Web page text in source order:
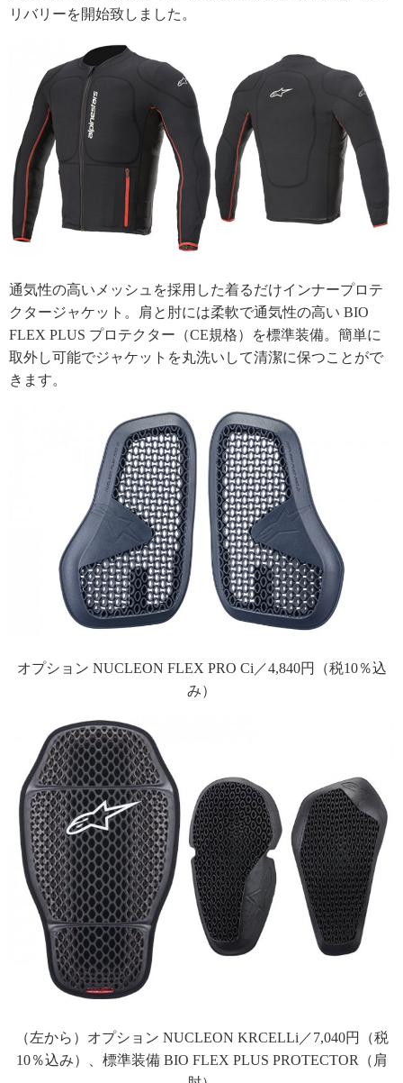
リバリーを開始致しました。
通気性の高いメッシュを採用した着るだけインナープロテ
クタージャケット。肩と肘には柔軟で通気性の高い BIO
FLEX PLUS プロテクター（CE規格）を標準装備。簡単に
取外し可能でジャケットを丸洗いして清潔に保つことがで
きます。
オプション NUCLEON FLEX PRO Ci／4,840円（税10％込
み）
（左から）オプション NUCLEON KRCELLi／7,040円（税
10％込み）、標準装備 BIO FLEX PLUS PROTECTOR（肩